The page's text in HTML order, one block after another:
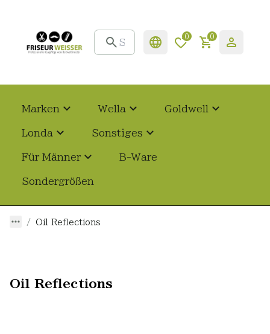
0 0
Marken Wella Goldwell
Londa Sonstiges
Für Männer B-Ware
Sondergrößen
Oil Reflections
Oil Reflections